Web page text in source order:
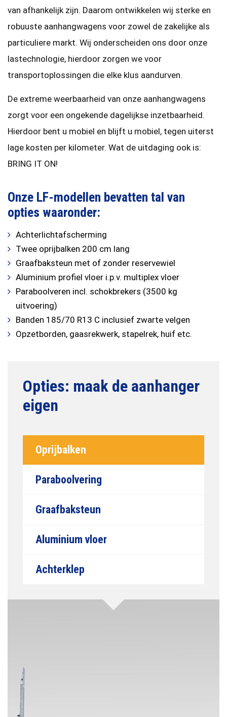
van afhankelijk zijn. Daarom ontwikkelen wij sterke en
robuuste aanhangwagens voor zowel de zakelijke als
particuliere markt. Wij onderscheiden ons door onze
lastechnologie, hierdoor zorgen we voor
transportoplossingen die elke klus aandurven.
De extreme weerbaarheid van onze aanhangwagens
zorgt voor een ongekende dagelijkse inzetbaarheid.
Hierdoor bent u mobiel en blijft u mobiel, tegen uiterst
lage kosten per kilometer. Wat de uitdaging ook is:
BRING IT ON!
Onze LF-modellen bevatten tal van
opties waaronder:
Achterlichtafscherming
Twee oprijbalken 200 cm lang
Graafbaksteun met of zonder reservewiel
Aluminium profiel vloer i.p.v. multiplex vloer
Paraboolveren incl. schokbrekers (3500 kg
uitvoering)
Banden 185/70 R13 C inclusief zwarte velgen
Opzetborden, gaasrekwerk, stapelrek, huif etc.
Oprijbalken
Paraboolvering
Graafbaksteun
Aluminium vloer
Achterklep